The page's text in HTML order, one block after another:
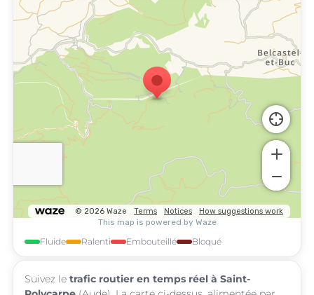
Fluide Ralenti Embouteillé Bloqué
Suivez le trafic routier en temps réel à Saint-